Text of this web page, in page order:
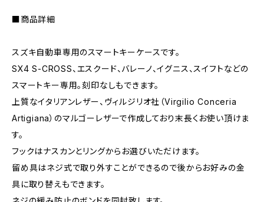
■商品詳細
スズキ自動車専用のスマートキーケースです。
SX4 S-CROSS、エスクード、バレーノ、イグニス、スイフトなどの
スマートキー専用。刻印なしもできます。
上質なイタリアンレザー、ヴィルジリオ社（Virgilio Conceria
Artigiana）のマルゴーレザーで作成しており末長くお使い頂けま
す。
フックはナスカンとリングからお選びいただけます。
留め具はネジ式で取り外すことができるので後からお好みの金
具に取り替えもできます。